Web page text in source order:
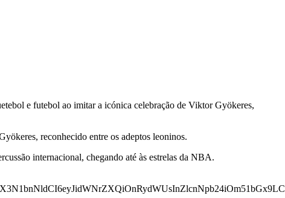
e futebol ao imitar a icónica celebração de Viktor Gyökeres,
reconhecido entre os adeptos leoninos.
internacional, chegando até às estrelas da NBA.